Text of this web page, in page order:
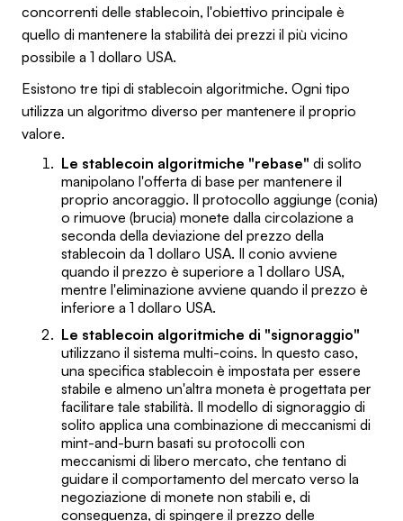
concorrenti delle stablecoin, l'obiettivo principale è
quello di mantenere la stabilità dei prezzi il più vicino
possibile a 1 dollaro USA.
Esistono tre tipi di stablecoin algoritmiche. Ogni tipo
utilizza un algoritmo diverso per mantenere il proprio
valore.
Le stablecoin algoritmiche "rebase" di solito
manipolano l'offerta di base per mantenere il
proprio ancoraggio. Il protocollo aggiunge (conia)
o rimuove (brucia) monete dalla circolazione a
seconda della deviazione del prezzo della
stablecoin da 1 dollaro USA. Il conio avviene
quando il prezzo è superiore a 1 dollaro USA,
mentre l'eliminazione avviene quando il prezzo è
inferiore a 1 dollaro USA.
Le stablecoin algoritmiche di "signoraggio"
utilizzano il sistema multi-coins. In questo caso,
una specifica stablecoin è impostata per essere
stabile e almeno un'altra moneta è progettata per
facilitare tale stabilità. Il modello di signoraggio di
solito applica una combinazione di meccanismi di
mint-and-burn basati su protocolli con
meccanismi di libero mercato, che tentano di
guidare il comportamento del mercato verso la
negoziazione di monete non stabili e, di
conseguenza, di spingere il prezzo delle